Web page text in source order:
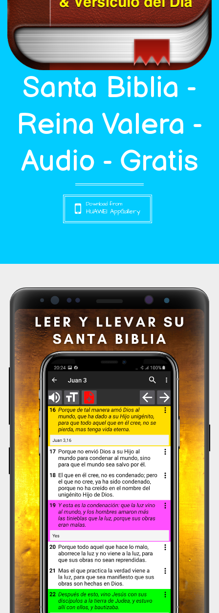
Santa Biblia -
Reina Valera -
Audio - Gratis
Download from
HUAWEI AppGallery